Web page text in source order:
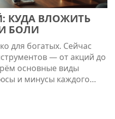
КУДА ВЛОЖИТЬ
БОЛИ
для богатых. Сейчас
— от акций до
основные виды
и минусы каждого
подходящий
Всё простыми
и фактами.